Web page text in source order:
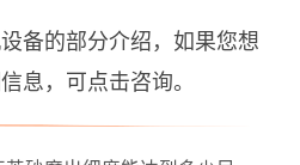
备的部分介绍，如果您想
息，可点击咨询。